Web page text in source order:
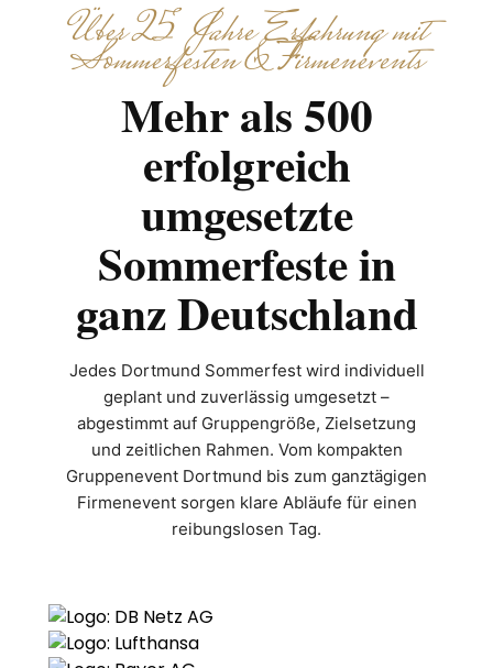
Über 25 Jahre Erfahrung mit
Sommerfesten & Firmenevents
Mehr als 500
erfolgreich
umgesetzte
Sommerfeste in
ganz Deutschland
Jedes Dortmund Sommerfest wird individuell
geplant und zuverlässig umgesetzt –
abgestimmt auf Gruppengröße, Zielsetzung
und zeitlichen Rahmen. Vom kompakten
Gruppenevent Dortmund bis zum ganztägigen
Firmenevent sorgen klare Abläufe für einen
reibungslosen Tag.